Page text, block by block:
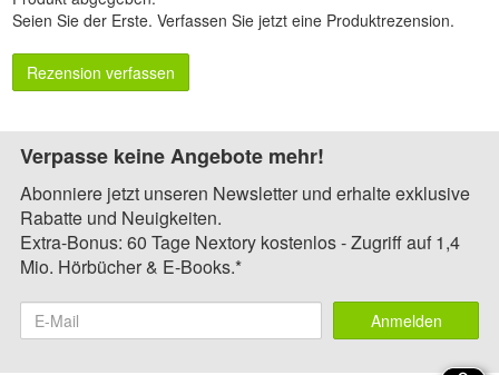
Seien Sie der Erste. Verfassen Sie jetzt eine Produktrezension.
Rezension verfassen
Verpasse keine Angebote mehr!
Abonniere jetzt unseren Newsletter und erhalte exklusive
Rabatte und Neuigkeiten.
Extra-Bonus: 60 Tage Nextory kostenlos - Zugriff auf 1,4
Mio. Hörbücher & E-Books.*
Anmelden